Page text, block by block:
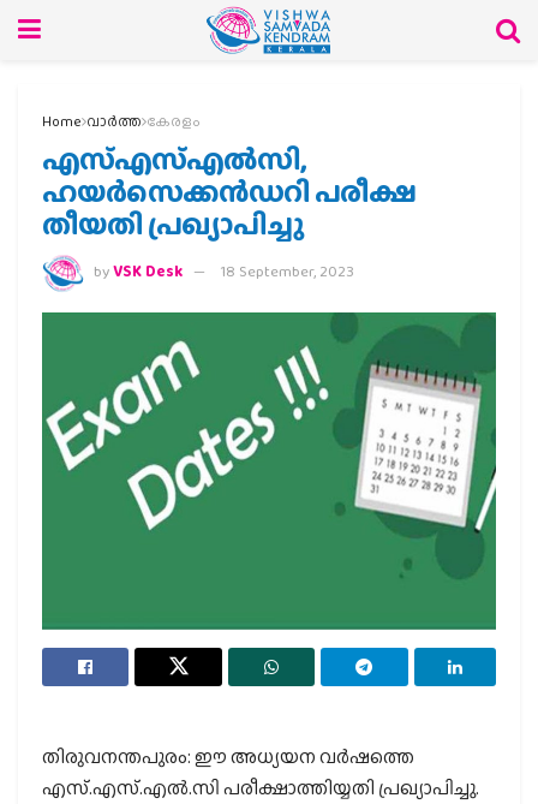
Home വാര്‍ത്ത കേരളം
എസ്എസ്എൽസി,
ഹയർസെക്കൻഡറി പരീക്ഷ
തീയതി പ്രഖ്യാപിച്ചു
byVSK Desk 18 September, 2023
തിരുവനന്തപുരം: ഈ അധ്യയന വര്‍ഷത്തെ
എസ്.എസ്.എല്‍.സി പരീക്ഷാത്തിയ്യതി പ്രഖ്യാപിച്ചു.